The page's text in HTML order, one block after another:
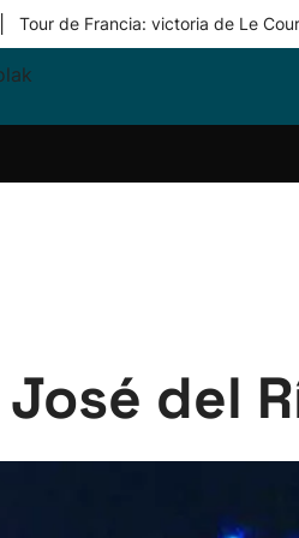
Tour de Francia: victoria de Le
del